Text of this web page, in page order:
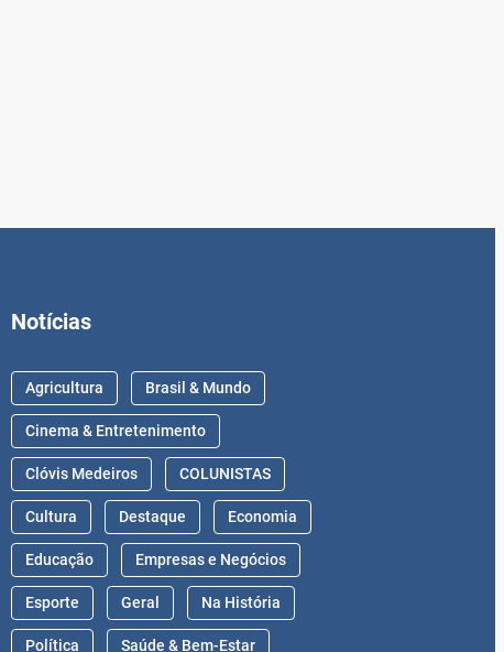
Notícias
Agricultura Brasil & Mundo
Cinema & Entretenimento
Clóvis Medeiros COLUNISTAS
Cultura Destaque Economia
Educação Empresas e Negócios
Esporte Geral Na História
Política Saúde & Bem-Estar